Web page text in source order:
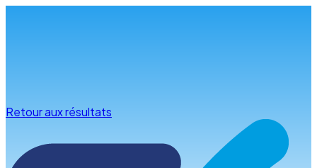
Retour aux résultats